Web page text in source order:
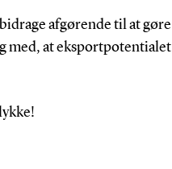
afgørende til at gøre
med, at eksportpotentialet